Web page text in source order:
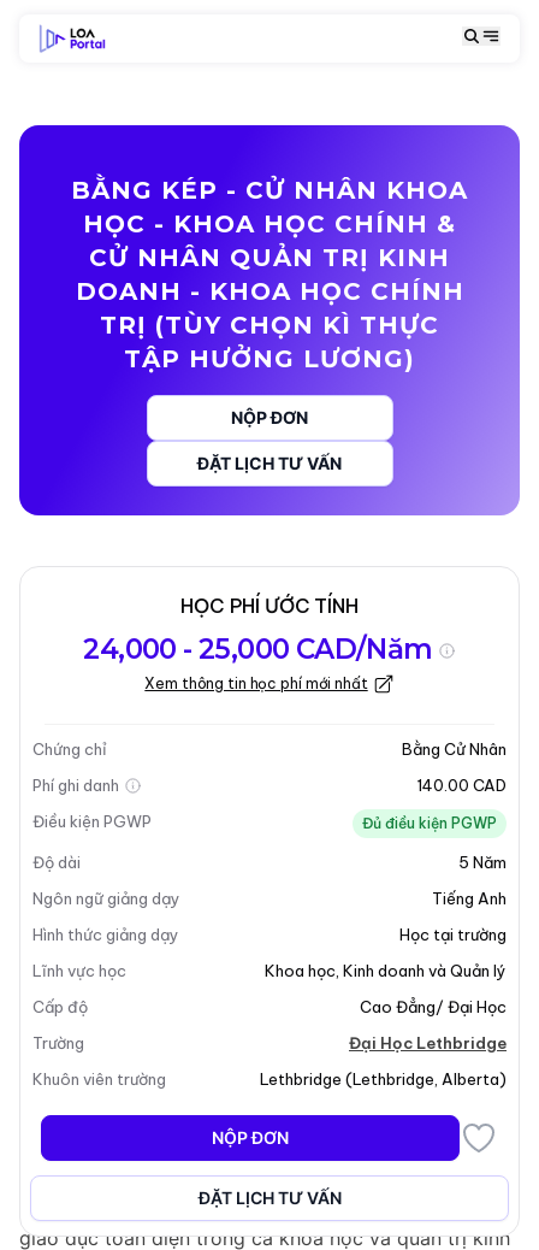
BẰNG KÉP - CỬ NHÂN KHOA
HỌC - KHOA HỌC CHÍNH &
CỬ NHÂN QUẢN TRỊ KINH
DOANH - KHOA HỌC CHÍNH
TRỊ (TÙY CHỌN KÌ THỰC
TẬP HƯỞNG LƯƠNG)
NỘP ĐƠN
ĐẶT LỊCH TƯ VẤN
chương trình
Học
Kỳ nhập học
Cập nhật lần cuối vào 23-12-2025
Tổng quan về chương trình
+10
Tổng Quan Chương Trình
Chương trìnhBằng Kép - Cử Nhân Khoa Học - Khoa
Học Chính & Cử Nhân Quản Trị Kinh Doanh - Khoa
Học Chính Trịtại University of Lethbridge cung cấp
một cơ hội độc đáo cho sinh viên để có được một nền
giáo dục toàn diện trong cả khoa học và quản trị kinh
HỌC PHÍ ƯỚC TÍNH
24,000 - 25,000 CAD/Năm
Xem thông tin học phí mới nhất
Chứng chỉ
Bằng Cử Nhân
Phí ghi danh
140.00 CAD
Điều kiện PGWP
Đủ điều kiện PGWP
Độ dài 5 Năm
Ngôn ngữ giảng dạy
Tiếng Anh
Hình thức giảng dạy
Học tại trường
Lĩnh vực học
Khoa học Kinh doanh và Quản lý
Cấp độ
Cao Đẳng/ Đại Học
Trường
Đại Học Lethbridge
Khuôn viên trường
Lethbridge (Lethbridge Alberta)
NỘP ĐƠN
ĐẶT LỊCH TƯ VẤN